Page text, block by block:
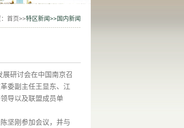
首页>>特区新闻>>国内新闻
研讨会在中国南京召
委副主任王显东、江
导以及联盟成员单
坚刚参加会议，并与